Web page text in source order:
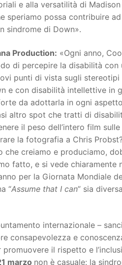
e alla versatilità di
speriamo possa contribuire
sindrome di Down».
Production: «Ogni anno,
di percepire la disabilità con
punti di vista sugli
e con disabilità intellettive in
da adottarla in ogni
altro spot che tratti di
il peso dell’intero film sulle
la fotografia a Chris
creiamo e produciamo,
fatto, e si vede chiaramente
per la Giornata Mondiale
“Assume that I can” sia
internazionale –
consapevolezza e
il rispetto e
marzo non è casuale: la